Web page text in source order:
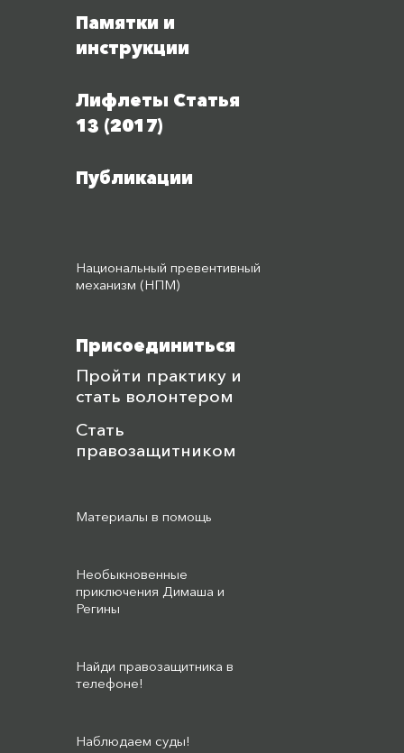
Памятки и
инструкции
Лифлеты Статья
13 (2017)
Публикации
Национальный превентивный
механизм (НПМ)
Присоединиться
Пройти практику и
стать волонтером
Стать
правозащитником
Материалы в помощь
Необыкновенные
приключения Димаша и
Регины
Найди правозащитника в
телефоне!
Наблюдаем суды!